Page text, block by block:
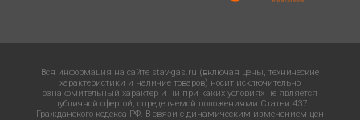
Вся информация на сайте stav-gas.ru (включая цены, технические
характеристики и наличие товаров) носит исключительно
ознакомительный характер и ни при каких условиях не является
публичной офертой, определяемой положениями Статьи 437
Гражданского кодекса РФ. В связи с динамическим изменением цен